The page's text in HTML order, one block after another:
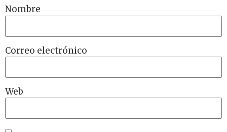
Nombre
Correo electrónico
Web